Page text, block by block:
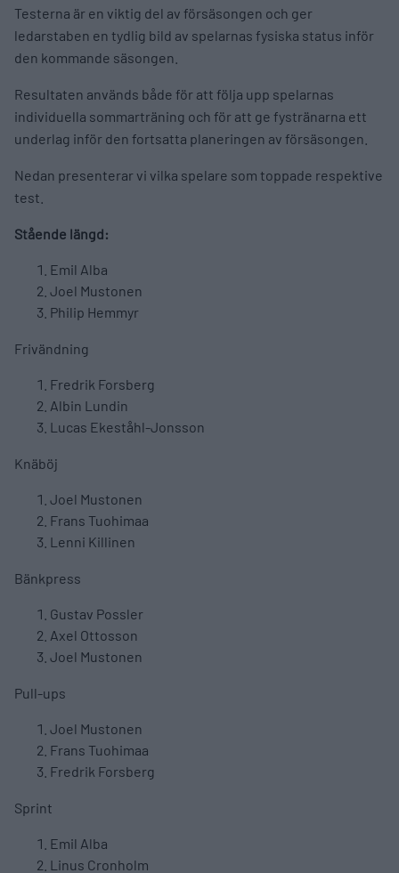
Testerna är en viktig del av försäsongen och ger
ledarstaben en tydlig bild av spelarnas fysiska status inför
den kommande säsongen.
Resultaten används både för att följa upp spelarnas
individuella sommarträning och för att ge fystränarna ett
underlag inför den fortsatta planeringen av försäsongen.
Nedan presenterar vi vilka spelare som toppade respektive
test.
Stående längd:
Emil Alba
Joel Mustonen
Philip Hemmyr
Frivändning
Fredrik Forsberg
Albin Lundin
Lucas Ekeståhl-Jonsson
Knäböj
Joel Mustonen
Frans Tuohimaa
Lenni Killinen
Bänkpress
Gustav Possler
Axel Ottosson
Joel Mustonen
Pull-ups
Joel Mustonen
Frans Tuohimaa
Fredrik Forsberg
Sprint
Emil Alba
Linus Cronholm